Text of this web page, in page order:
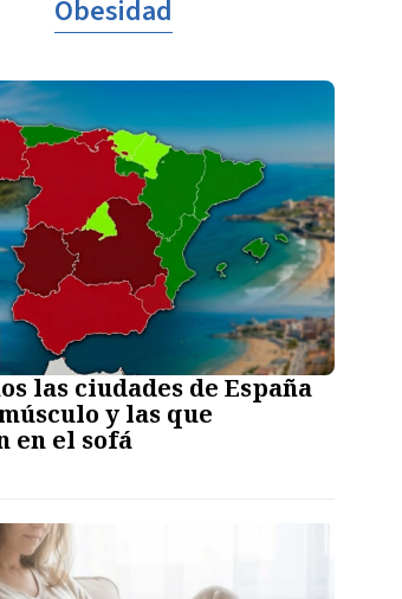
Obesidad
las ciudades de España
y las que
en el sofá